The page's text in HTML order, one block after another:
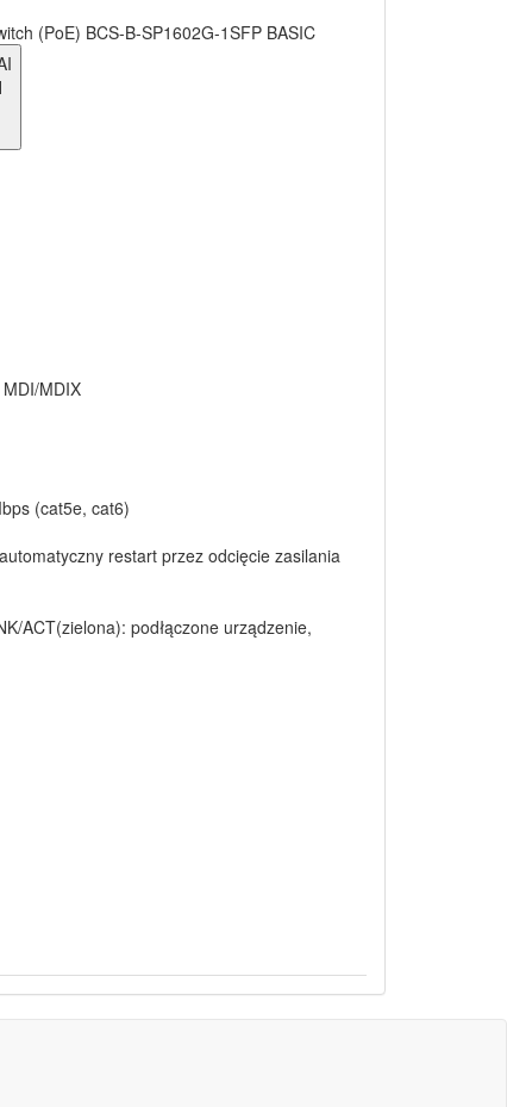
(PoE) BCS-B-SP1602G-1SFP BASIC
MDIX
(cat5e, cat6)
restart przez odcięcie zasilania
ACT(zielona): podłączone urządzenie,